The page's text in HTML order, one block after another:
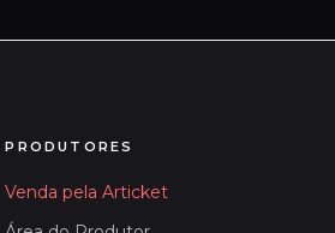
PRODUTORES
Venda pela Articket